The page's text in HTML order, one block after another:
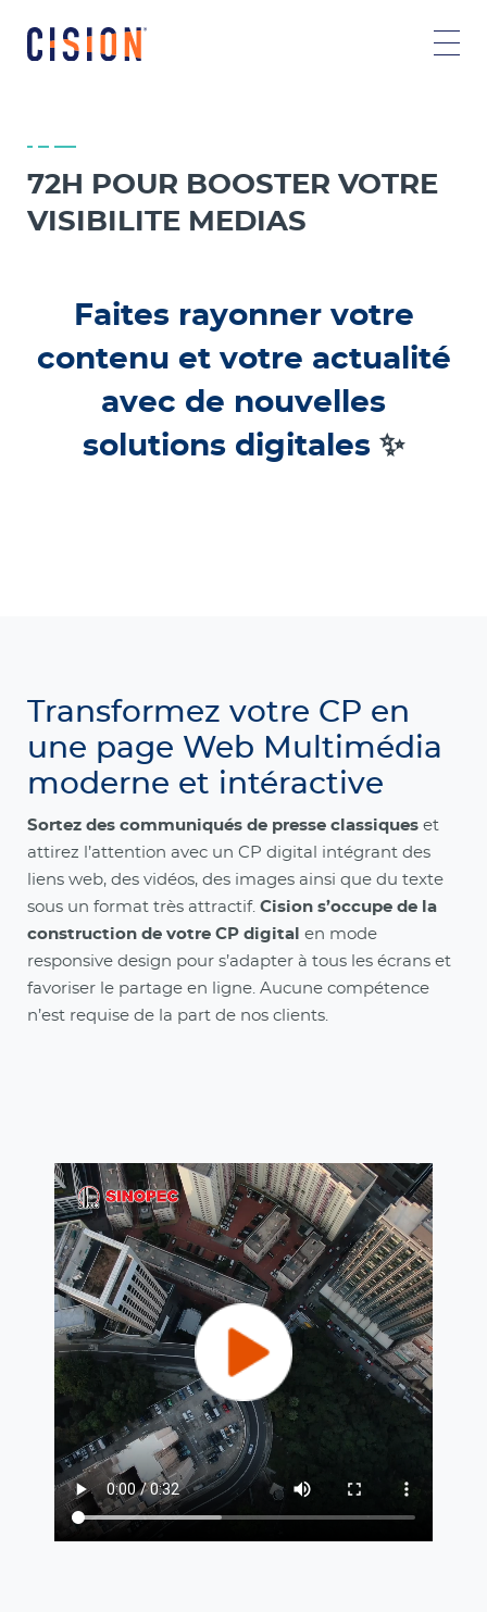
72H POUR BOOSTER VOTRE
VISIBILITE MEDIAS
Faites rayonner votre
contenu et votre actualité
avec de nouvelles
solutions digitales ✨
Transformez votre CP en
une page Web Multimédia
moderne et intéractive
Sortez des communiqués de presse classiques et
attirez l’attention avec un CP digital intégrant des
liens web, des vidéos, des images ainsi que du texte
sous un format très attractif. Cision s’occupe de la
construction de votre CP digital en mode
responsive design pour s’adapter à tous les écrans et
favoriser le partage en ligne. Aucune compétence
n’est requise de la part de nos clients.